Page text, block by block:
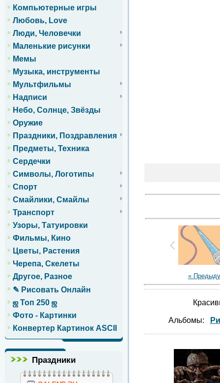
Компьютерные игры
Любовь, Love
Люди, Человечки
Маленькие рисунки
Мемы
Музыка, инструменты
Мультфильмы
Надписи
Небо, Солнце, Звёзды
Оружие
Праздники, Поздравления
Предметы, Техника
Сердечки
Символы, Логотипы
Спорт
Смайлики, Смайлы
Транспорт
Узоры, Татуировки
Фильмы, Кино
Цветы, Растения
Черепа, Скелеты
Другое, Разное
✎ Рисовать Онлайн
ஜ Топ 250 ஜ
Фото - Картинки
Конвертер Картинок ASCII
Праздники
«
Альбомы: